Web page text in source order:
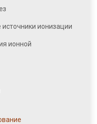
ионизации
ионной